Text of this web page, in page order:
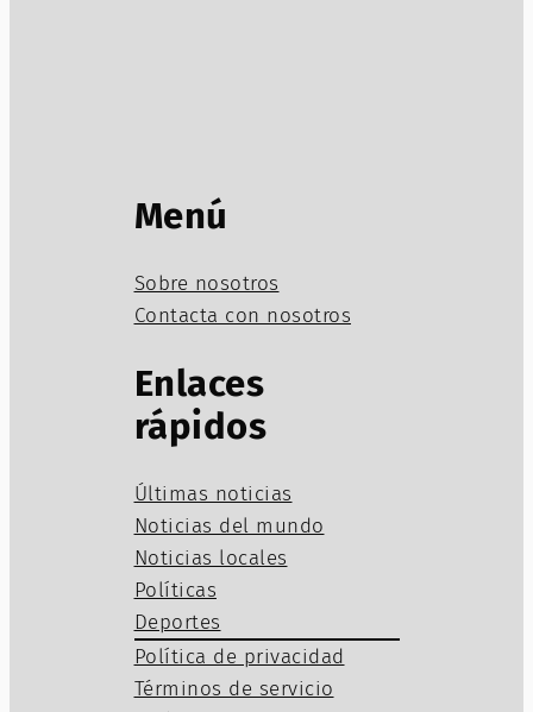
Menú
Sobre nosotros
Contacta con nosotros
Enlaces
rápidos
Últimas noticias
Noticias del mundo
Noticias locales
Políticas
Deportes
Política de privacidad
Términos de servicio